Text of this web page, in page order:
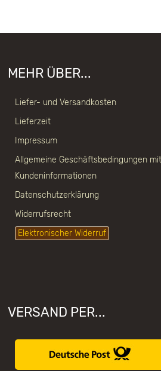
MEHR ÜBER...
Liefer- und Versandkosten
Lieferzeit
Impressum
Allgemeine Geschäftsbedingungen mit
Kundeninformationen
Datenschutzerklärung
Widerrufsrecht
Elektronischer Widerruf
VERSAND PER...